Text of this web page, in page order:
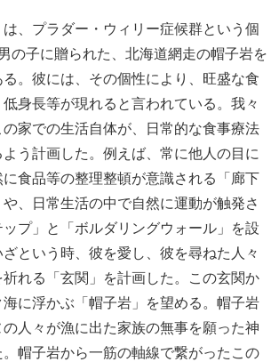
は、プラダー・ウィリー症候群という個
の子に贈られた、北海道網走の帽子岩を
。彼には、その個性により、旺盛な食
身長等が現れると言われている。我々
家での生活自体が、日常的な食事療法
う計画した。例えば、常に他人の目に
食品等の整理整頓が意識される「廊下
、日常生活の中で自然に運動が触発さ
プ」と「ボルダリングウォール」を設
という時、彼を愛し、彼を尋ねた人々
れる「玄関」を計画した。この玄関か
に浮かぶ「帽子岩」を望める。帽子岩
人々が漁に出た家族の無事を願った神
帽子岩から一筋の軸線で繋がったこの